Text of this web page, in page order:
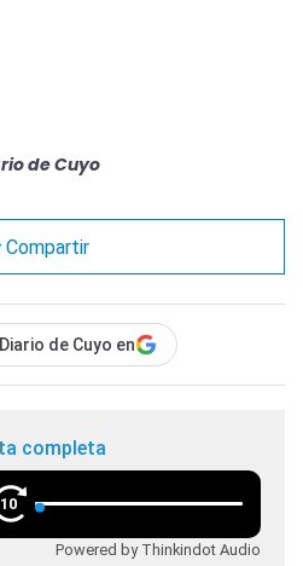
de Cuyo
Compartir
de Cuyo en
completa
10
Powered by Thinkindot Audio